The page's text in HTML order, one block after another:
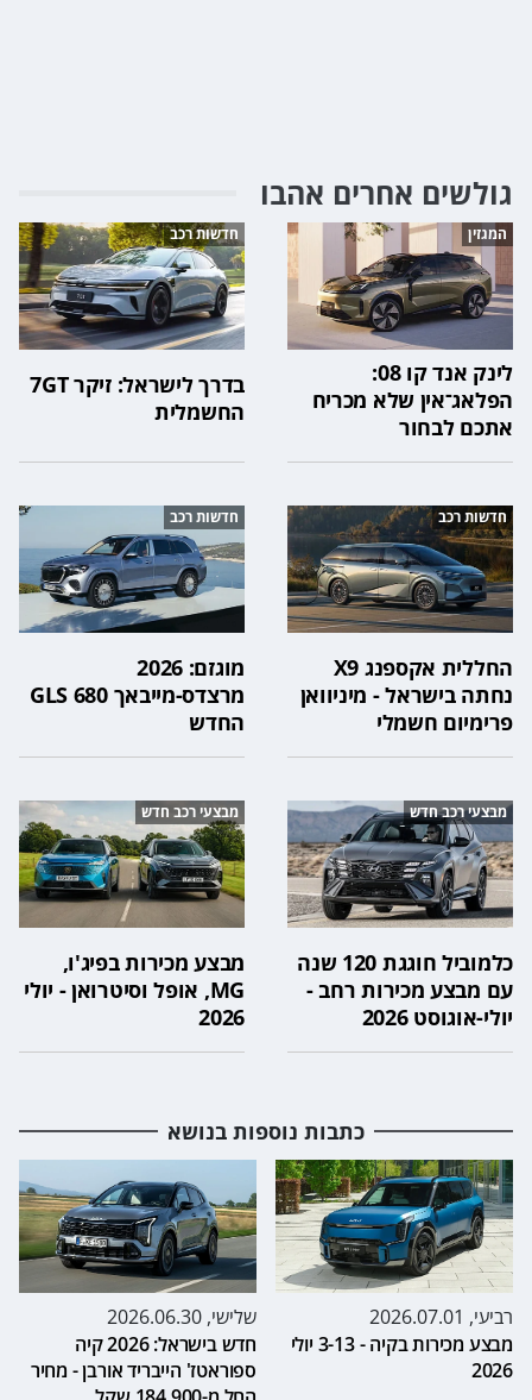
גולשים אחרים אהבו
המגזין
לינק אנד קו 08:
הפלאג־אין שלא מכריח
אתכם לבחור
חדשות רכב
בדרך לישראל: זיקר 7GT
החשמלית
חדשות רכב
החללית אקספנג X9
נחתה בישראל - מיניוואן
פרימיום חשמלי
חדשות רכב
מוגזם: 2026
מרצדס-מייבאך GLS 680
החדש
מבצעי רכב חדש
כלמוביל חוגגת 120 שנה
עם מבצע מכירות רחב -
יולי-אוגוסט 2026
מבצעי רכב חדש
מבצע מכירות בפיג'ו,
MG, אופל וסיטרואן - יולי
2026
כתבות נוספות בנושא
רביעי, 2026.07.01
מבצע מכירות בקיה - 3-13 יולי
2026
שלישי, 2026.06.30
חדש בישראל: 2026 קיה
ספוראטז' הייבריד אורבן - מחיר